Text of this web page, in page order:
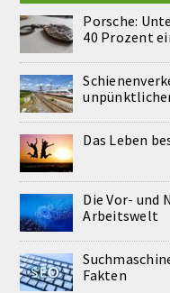
Porsche:
40 Prozent
Das Leben
Die Vor- und
Arbeitswelt
Fakten